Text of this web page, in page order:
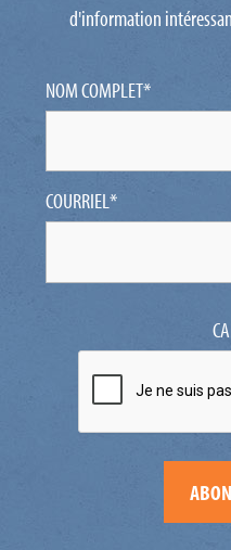
d'information
NOM COMPLET*
COURRIEL*